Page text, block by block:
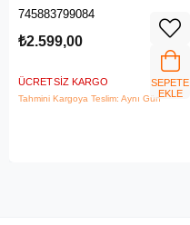
DisplayPort özellikli USB-C Video
745883799084
₺2.599,00
ÜCRETSIZ KARGO
Tahmini Kargoya Teslim: Aynı Gün
SEPETE
EKLE